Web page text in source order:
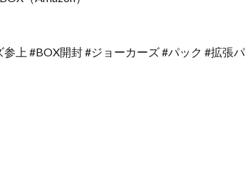
上 #BOX開封 #ジョーカーズ #パック #拡張